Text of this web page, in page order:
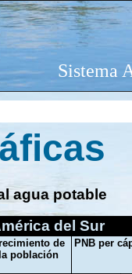
Sistema
agua potable
del Sur
de
la población
PNB per